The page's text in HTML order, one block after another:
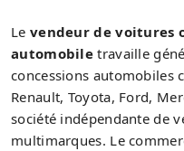
Le vendeur de voitures
automobile travaille
concessions automobiles
Renault, Toyota, Ford,
société indépendante de
multimarques. Le